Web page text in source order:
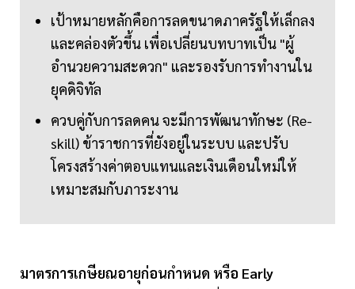
เป้าหมายหลักคือการลดขนาดภาครัฐให้เล็กลง
และคล่องตัวขึ้น เพื่อเปลี่ยนบทบาทเป็น "ผู้
อำนวยความสะดวก" และรองรับการทำงานใน
ยุคดิจิทัล
ควบคู่กับการลดคน จะมีการพัฒนาทักษะ (Re-
skill) ข้าราชการที่ยังอยู่ในระบบ และปรับ
โครงสร้างค่าตอบแทนและเงินเดือนใหม่ให้
เหมาะสมกับภาระงาน
มาตรการเกษียณอายุก่อนกำหนด หรือ Early